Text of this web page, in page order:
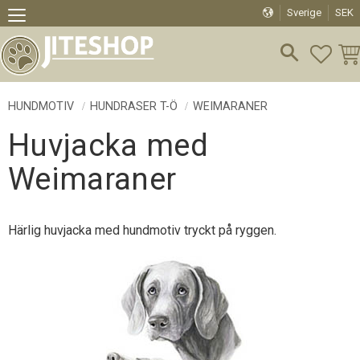
Meny
Sverige SEK
HUNDMOTIV HUNDRASER T-Ö WEIMARANER
Huvjacka med
Weimaraner
Härlig huvjacka med hundmotiv tryckt på ryggen.